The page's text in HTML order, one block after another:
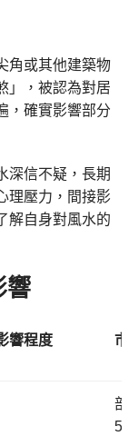
角或其他建築物
」，被認為對居
，確實影響部分
深信不疑，長期
理壓力，間接影
解自身對風水的
響
響程度 市
部